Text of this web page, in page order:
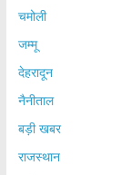
चमोली
जम्मू
देहरादून
नैनीताल
बड़ी खबर
राजस्थान